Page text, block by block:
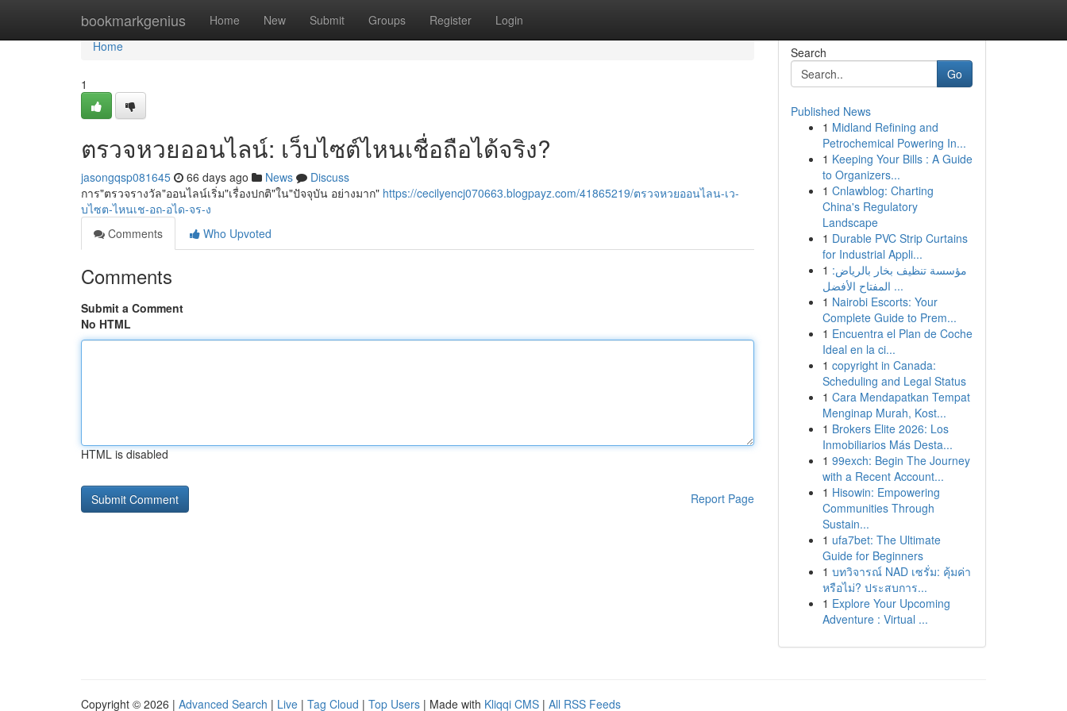
bookmarkgenius Home New Submit Groups Register Login
Home
Home
1
ตรวจหวยออนไลน์: เว็บไซต์ไหนเชื่อถือได้จริง?
jasongqsp081645 66 days ago News
Discuss
การ"ตรวจรางวัล"ออนไลน์เริ่ม"เรื่องปกติ"ใน"ปัจจุบัน อย่างมาก" https://cecilyencj070663.blogpayz.com/41865219/ตรวจหวยออนไลน-เว-
บไซต-ไหนเช-อถ-อได-จร-ง
Comments
Who Upvoted
Comments
Submit a Comment
No HTML
HTML is disabled
Report Page
Search
Go
Published News
1 Midland Refining and
Petrochemical Powering In...
1 Keeping Your Bills : A Guide
to Organizers...
1 Cnlawblog: Charting
China's Regulatory
Landscape
1 Durable PVC Strip Curtains
for Industrial Appli...
1 مؤسسة تنظيف بخار بالرياض:
المفتاح الأفضل ...
1 Nairobi Escorts: Your
Complete Guide to Prem...
1 Encuentra el Plan de Coche
Ideal en la ci...
1 copyright in Canada:
Scheduling and Legal Status
1 Cara Mendapatkan Tempat
Menginap Murah, Kost...
1 Brokers Elite 2026: Los
Inmobiliarios Más Desta...
1 99exch: Begin The Journey
with a Recent Account...
1 Hisowin: Empowering
Communities Through
Sustain...
1 ufa7bet: The Ultimate
Guide for Beginners
1 บทวิจารณ์ NAD เซรั่ม: คุ้มค่า
หรือไม่? ประสบการ...
1 Explore Your Upcoming
Adventure : Virtual ...
Copyright © 2026 | Advanced Search | Live | Tag Cloud | Top Users | Made with Kliqqi CMS | All RSS Feeds